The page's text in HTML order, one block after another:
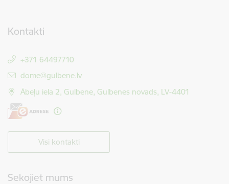
Kontakti
+371 64497710
E-pasts:
dome@gulbene.lv
Ābeļu iela 2, Gulbene, Gulbenes novads, LV-4401
Visi kontakti
Sekojiet mums